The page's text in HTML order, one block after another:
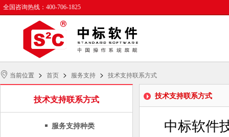
全国咨询热线：400-706-1825
当前位置 > 首页 > 服务支持 > 技术支持联系方式
技术支持联系方式
服务支持种类
技术支持联系方式
中标软件